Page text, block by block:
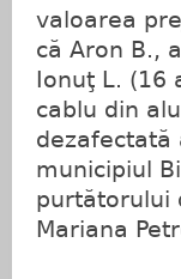
valoarea
că Aron B.,
Ionuţ L.
cablu din
dezafectată
municipiul
purtătorului
Mariana